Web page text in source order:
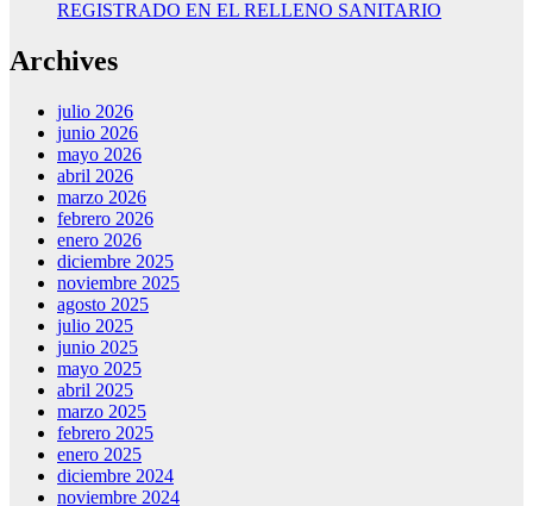
REGISTRADO EN EL RELLENO SANITARIO
Archives
julio 2026
junio 2026
mayo 2026
abril 2026
marzo 2026
febrero 2026
enero 2026
diciembre 2025
noviembre 2025
agosto 2025
julio 2025
junio 2025
mayo 2025
abril 2025
marzo 2025
febrero 2025
enero 2025
diciembre 2024
noviembre 2024